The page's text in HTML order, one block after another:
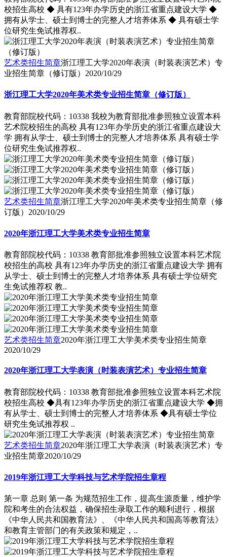
校招生高校 ◆ 具有123年办学历史的浙江省重点建设大学 ◆
拥有从学士、硕士到博士的完整人才培养体系 ◆ 具有硕士学
位研究生免试推荐权..
艺术类招生简章浙江理工大学2020年表演（时装表演艺术）专
业招生简章（修订版） 2020/10/29
浙江理工大学2020年美术类专业招生简章（修订版）
教育部院校代码：10338 我校为教育部批准参照独立设置本科
艺术院校招生的高校 具有123年办学历史的浙江省重点建设大
学 拥有从学士、硕士到博士的完整人才培养体系 具有硕士学
位研究生免试推荐权..
艺术类招生简章浙江理工大学2020年美术类专业招生简章（修
订版） 2020/10/29
2020年浙江理工大学美术类专业招生简章
教育部院校代码：10338 教育部批准参照独立设置本科艺术院
校招生的高校 具有123年办学历史的浙江省重点建设大学 拥有
从学士、硕士到博士的完整人才培养体系 具有硕士学位研究
生免试推荐权 教..
艺术类招生简章2020年浙江理工大学美术类专业招生简章
2020/10/29
2020年浙江理工大学表演（时装表演艺术）专业招生简章
教育部院校代码：10338 教育部批准参照独立设置本科艺术院
校招生高校 ◆具有123年办学历史的浙江省重点建设大学 ◆拥
有从学士、硕士到博士的完整人才培养体系 ◆具有硕士学位
研究生免试推荐权 ..
艺术类招生简章2020年浙江理工大学表演（时装表演艺术）专
业招生简章2020/10/29
2019年浙江理工大学科技与艺术学院招生章程
第一章 总则 第一条 为规范招生工作，提高生源质量，维护学
院和考生的合法权益，确保招生录取工作的顺利进行，根据
《中华人民共和国教育法》、《中华人民共和国高等教育法》
和教育主管部门的有关政策和规定，..